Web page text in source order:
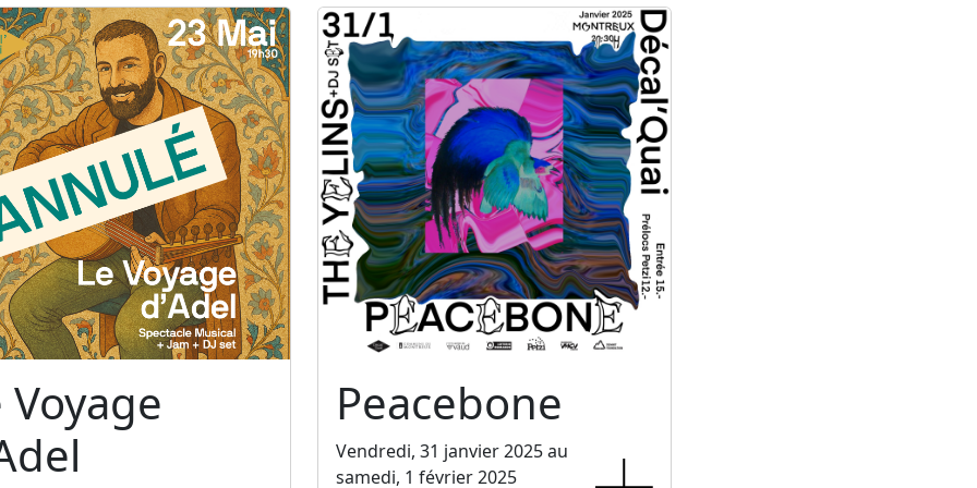
Voyage
Peacebone
Vendredi, 31 janvier 2025 au
samedi, 1 février 2025